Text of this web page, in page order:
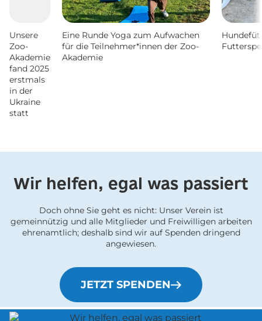
Unsere
Zoo-
Akademie
fand 2025
erstmals
in der
Ukraine
statt
Eine Runde Yoga zum Aufwachen
für die Teilnehmer*innen der Zoo-
Akademie
Wir helfen, egal was passiert
Doch ohne Sie geht es nicht: Unser Verein ist
gemeinnützig und alle Mitglieder und Freiwilligen arbeiten
ehrenamtlich; deshalb sind wir auf Spenden dringend
angewiesen.
JETZT SPENDEN